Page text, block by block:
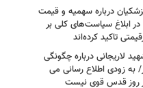
درباره سهمیه و قیمت
در ابلاغ سیاست‌های کلی بر
تاکید کرده‌اند
لاریجانی درباره چگونگی
به زودی اطلاع رسانی می
روز قدس قوی نیست